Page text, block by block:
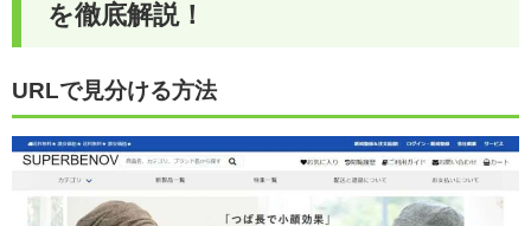
を徹底解説！
URLで見分ける方法